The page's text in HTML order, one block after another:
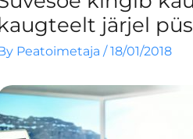
järjel
Peatoimetaja /18/01/2018